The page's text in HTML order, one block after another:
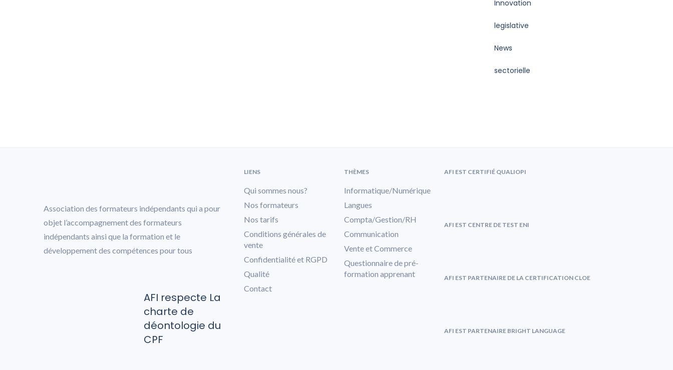
Innovation
legislative
News
sectorielle
Association des formateurs indépendants qui a pour
objet l’accompagnement des formateurs
indépendants ainsi que la formation et le
développement des compétences pour tous
AFI respecte La
charte de
déontologie du
CPF
LIENS
Qui sommes nous?
Nos formateurs
Nos tarifs
Conditions générales de
vente
Confidentialité et RGPD
Qualité
Contact
THÈMES
Informatique/Numérique
Langues
Compta/Gestion/RH
Communication
Vente et Commerce
Questionnaire de pré-
formation apprenant
AFI EST CERTIFIÉ QUALIOPI
AFI EST CENTRE DE TEST ENI
AFI EST PARTENAIRE DE LA CERTIFICATION CLOE
AFI EST PARTENAIRE BRIGHT LANGUAGE